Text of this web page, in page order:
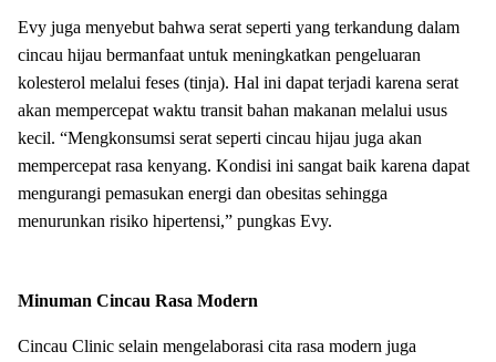
Evy juga menyebut bahwa serat seperti yang terkandung dalam
cincau hijau bermanfaat untuk meningkatkan pengeluaran
kolesterol melalui feses (tinja). Hal ini dapat terjadi karena serat
akan mempercepat waktu transit bahan makanan melalui usus
kecil. “Mengkonsumsi serat seperti cincau hijau juga akan
mempercepat rasa kenyang. Kondisi ini sangat baik karena dapat
mengurangi pemasukan energi dan obesitas sehingga
menurunkan risiko hipertensi,” pungkas Evy.
Minuman Cincau Rasa Modern
Cincau Clinic selain mengelaborasi cita rasa modern juga